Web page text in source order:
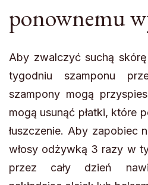
ponownemu
Aby zwalczyć suchą
tygodniu szamponu
szampony mogą
mogą usunąć płatki, które
łuszczenie. Aby zapobiec
włosy odżywką 3 razy w
przez cały dzień